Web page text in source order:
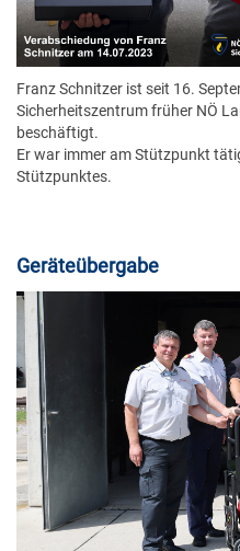
Franz Schnitzer ist seit 16.
Sicherheitszentrum früher NÖ
beschäftigt.
Er war immer am Stützpunkt
Stützpunktes.
Geräteübergabe